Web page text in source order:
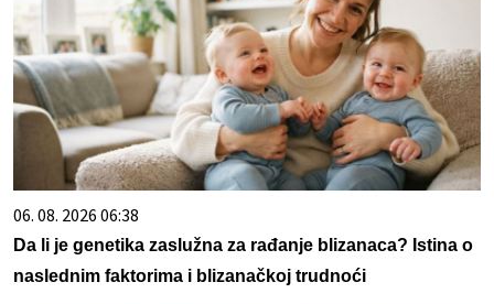
06. 08. 2026 06:38
Da li je genetika zaslužna za rađanje blizanaca? Istina o
naslednim faktorima i blizanačkoj trudnoći